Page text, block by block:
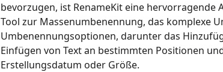
bevorzugen, ist RenameKit eine hervorragende
Tool zur Massenumbenennung, das komplexe
Umbenennungsoptionen, darunter das
Einfügen von Text an bestimmten Positionen
Erstellungsdatum oder Größe.